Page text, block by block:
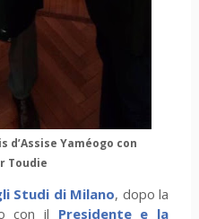
d’Assise Yaméogo con
Toudie
Studi di Milano, dopo la
con il Presidente e la